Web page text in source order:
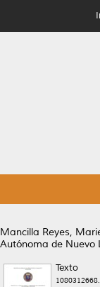
Mancilla Reyes,
Autónoma de Nuevo
Texto